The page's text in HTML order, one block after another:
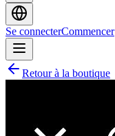
Se connecterCommencer
Retour à la boutique